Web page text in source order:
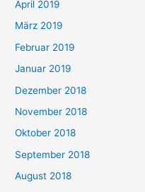
April 2019
März 2019
Februar 2019
Januar 2019
Dezember 2018
November 2018
Oktober 2018
September 2018
August 2018